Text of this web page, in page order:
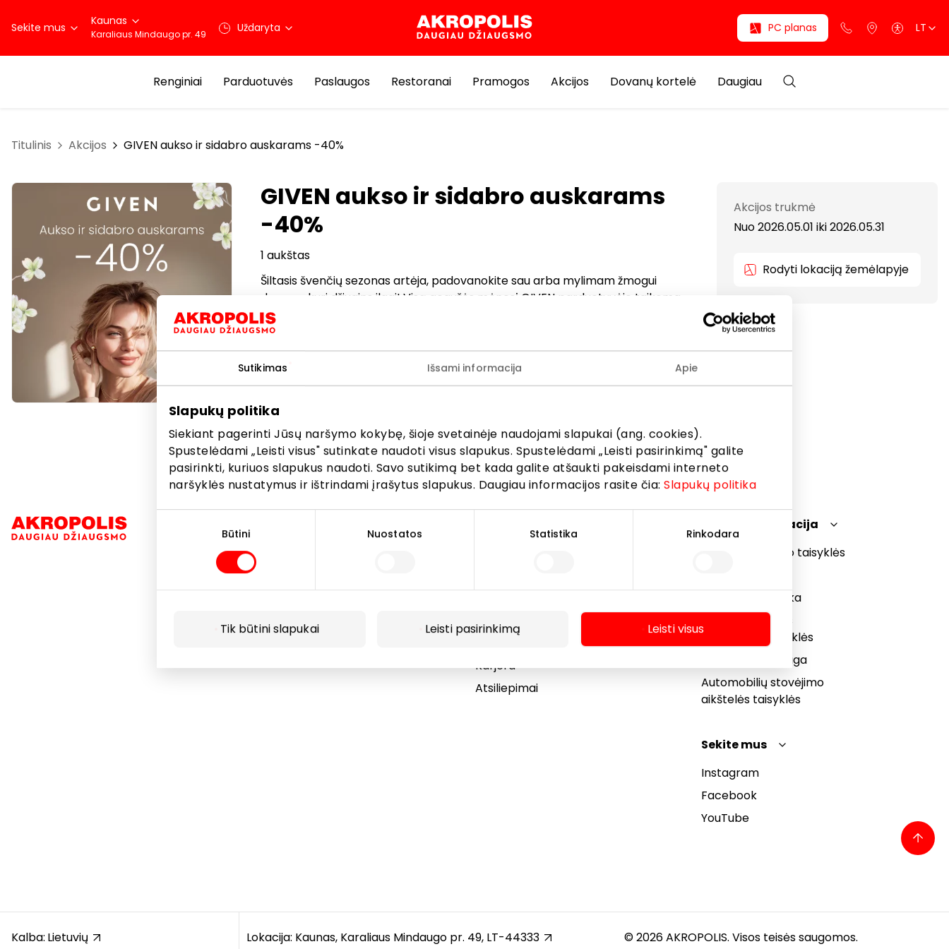
Sutikimas Išsami informacija Apie
Slapukų politika
Siekiant pagerinti Jūsų naršymo kokybę, šioje svetainėje naudojami slapukai (ang. cookies).
Spustelėdami „Leisti visus" sutinkate naudoti visus slapukus. Spustelėdami „Leisti pasirinkimą" galite
pasirinkti, kuriuos slapukus naudoti. Savo sutikimą bet kada galite atšaukti pakeisdami interneto
naršyklės nustatymus ir ištrindami įrašytus slapukus. Daugiau informacijos rasite čia:Slapukų politika
Būtini Nuostatos Statistika Rinkodara
Tik būtini slapukai Leisti pasirinkimą Leisti visus
Sekite mus Kaunas
Karaliaus Mindaugo pr. 49 Uždaryta PC planas LT
Renginiai Parduotuvės Paslaugos Restoranai Pramogos Akcijos Dovanų kortelė Daugiau
Titulinis Akcijos GIVEN aukso ir sidabro auskarams -40%
GIVEN aukso ir sidabro auskarams
-40%
1 aukštas
Šiltasis švenčių sezonas artėja, padovanokite sau arba mylimam žmogui
dovaną, kuri džiugins ilgai! Visą gegužės mėnesį GIVEN parduotuvėje taikoma
-40% nuolaida auksiniams ir sidabriniams auskarams iš GIVEN
kolekcijos!Atraskite papuošalų pasaulį su GIVEN!
Akcijos trukmė
Nuo 2026.05.01 iki2026.05.31
Rodyti lokaciją žemėlapyje
Parduotuvės
Paslaugos
Akcijos
Karjera
Atsiliepimai
Teisinė informacija
Prekybos centro taisyklės
Privatumo politika
Dovanų kortelės
bendrosios taisyklės
Pranešėjų apsauga
Automobilių stovėjimo
aikštelės taisyklės
Sekite mus
Instagram
Facebook
YouTube
Kalba: Lietuvių Lokacija: Kaunas, Karaliaus Mindaugo pr. 49, LT-44333 © 2026 AKROPOLIS. Visos teisės saugomos.